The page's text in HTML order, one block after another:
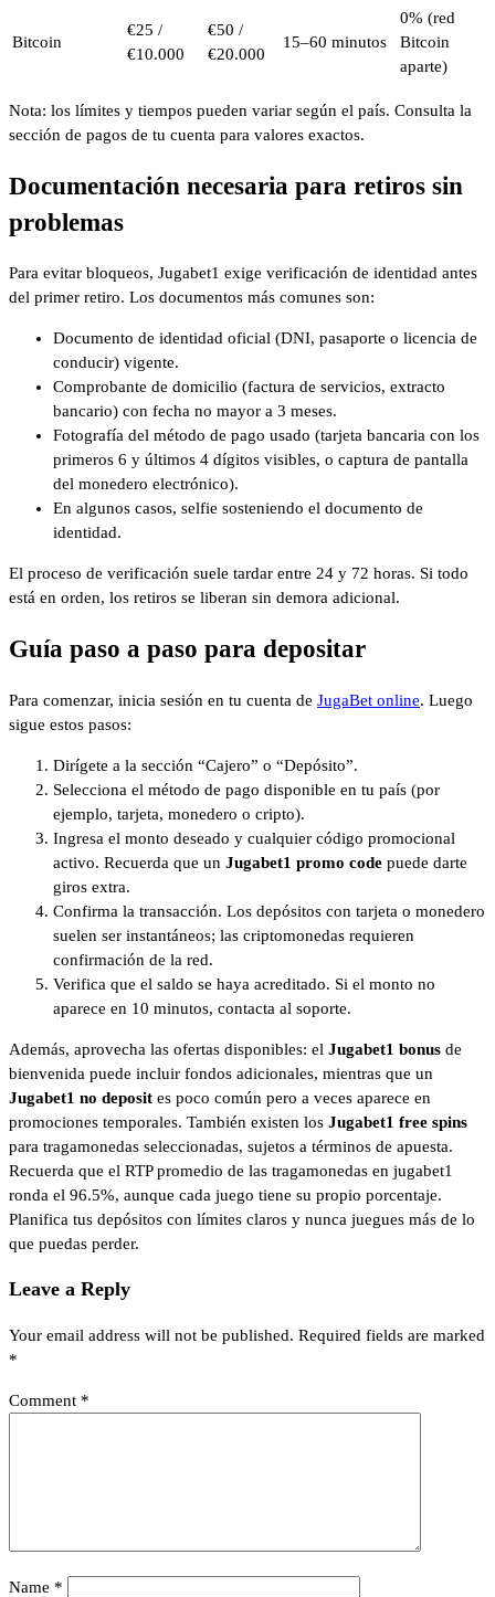
Bitcoin
€25 /
€10.000
€50 /
€20.000
15–60 minutos
0% (red
Bitcoin
aparte)
Nota: los límites y tiempos pueden variar según el país. Consulta la
sección de pagos de tu cuenta para valores exactos.
Documentación necesaria para retiros sin
problemas
Para evitar bloqueos, Jugabet1 exige verificación de identidad antes
del primer retiro. Los documentos más comunes son:
Documento de identidad oficial (DNI, pasaporte o licencia de
conducir) vigente.
Comprobante de domicilio (factura de servicios, extracto
bancario) con fecha no mayor a 3 meses.
Fotografía del método de pago usado (tarjeta bancaria con los
primeros 6 y últimos 4 dígitos visibles, o captura de pantalla
del monedero electrónico).
En algunos casos, selfie sosteniendo el documento de
identidad.
El proceso de verificación suele tardar entre 24 y 72 horas. Si todo
está en orden, los retiros se liberan sin demora adicional.
Guía paso a paso para depositar
Para comenzar, inicia sesión en tu cuenta de JugaBet online. Luego
sigue estos pasos:
Dirígete a la sección “Cajero” o “Depósito”.
Selecciona el método de pago disponible en tu país (por
ejemplo, tarjeta, monedero o cripto).
Ingresa el monto deseado y cualquier código promocional
activo. Recuerda que un Jugabet1 promo code puede darte
giros extra.
Confirma la transacción. Los depósitos con tarjeta o monedero
suelen ser instantáneos; las criptomonedas requieren
confirmación de la red.
Verifica que el saldo se haya acreditado. Si el monto no
aparece en 10 minutos, contacta al soporte.
Además, aprovecha las ofertas disponibles: el Jugabet1 bonus de
bienvenida puede incluir fondos adicionales, mientras que un
Jugabet1 no deposit es poco común pero a veces aparece en
promociones temporales. También existen los Jugabet1 free spins
para tragamonedas seleccionadas, sujetos a términos de apuesta.
Recuerda que el RTP promedio de las tragamonedas en jugabet1
ronda el 96.5%, aunque cada juego tiene su propio porcentaje.
Planifica tus depósitos con límites claros y nunca juegues más de lo
que puedas perder.
Leave a Reply
Your email address will not be published. Required fields are marked
*
Comment *
Name *